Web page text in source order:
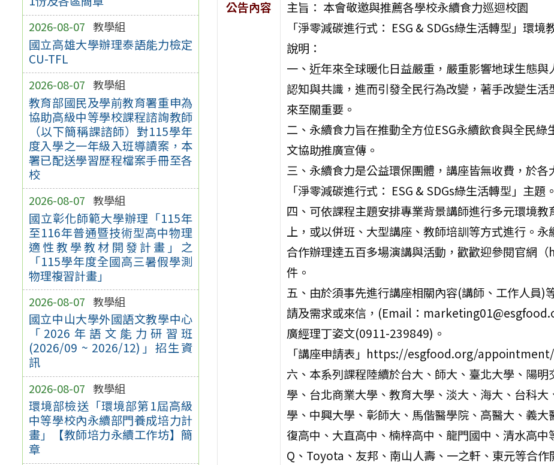
2026-08-07 教學組
國立高雄大學辦理泰語能力檢定
CU-TFL
2026-08-07 教學組
教育部國民及學前教育署重申為
協助高級中等學校課程諮詢教師
（以下簡稱課諮師）對115學年
度入學之一年級入班導讀案，本
署已配送學習歷程檔案手冊至各
校
2026-08-07 教學組
國立彰化師範大學辦理「115年
至116年普通暨技術型高中物理
適性教學教材開發計畫」之
「115學年度全國高三暑假學測
物理複習計畫」
2026-08-07 教學組
國立中山大學外國語文教學中心
「2026年語文能力研習班
(2026/09 ~ 2026/12)」招生資
訊
2026-08-07 教學組
環境部檢送「環境部第1屆高級
中等學校內永續部門養成培力計
畫」【教師培力永續工作坊】簡
章
公告內容
主旨： 本會敬邀與推薦各學校永續食力巡迴校園
「淨零減碳進行式： ESG & SDGs綠生活轉型」環
說明：
一、近年來全球暖化日益嚴重，嚴重影響地球生態
認知與共識，進而引發全民行為改變，著手改變生
來至關重要。
二、永續食力旨在推動全方位ESG永續飲食與全民
文協助推廣宣傳。
三、永續食力是公益環保團體，講座皆無收費，於
「淨零減碳進行式： ESG & SDGs綠生活轉型」主題。
四、可依課程主題安排專業背景講師進行多元環境
上，或以併班、大型講座、教師培訓等方式進行。
合作辦理達五百多場演講與活動，歡歡迎參閱官網
件。
五、由於須事先進行講座相關內容(講師、工作人員)
請及需求或來信，(Email：
廣經理丁姿文(0911-239849)。
「講座申請表」https://esgfood.org/appointment/
六、本系列課程陸續於台大、師大、臺北大學、陽
學、台北商業大學、教育大學、淡大、海大、台科
學、中興大學、彰師大、馬偕醫學院、高醫大、義
復高中、大直高中、楠梓高中、龍門國中、清水高
Q、Toyota、友邦、南山人壽、一之軒、東元等合作